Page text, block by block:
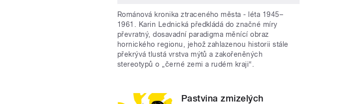
Románová kronika ztraceného města - léta 1945–
1961. Karin Lednická předkládá do značné míry
převratný, dosavadní paradigma měnící obraz
hornického regionu, jehož zahlazenou historii stále
překrývá tlustá vrstva mýtů a zakořeněných
stereotypů o „černé zemi a rudém kraji“.
Pastvina zmizelých